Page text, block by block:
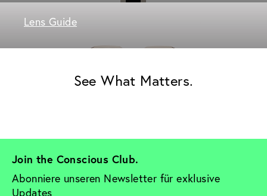
Lens Guide
See What Matters.
Join the Conscious Club.
Abonniere unseren Newsletter für exklusive
Updates